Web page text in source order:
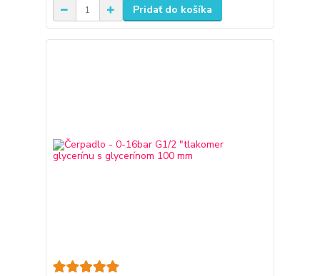
Pridať do košíka